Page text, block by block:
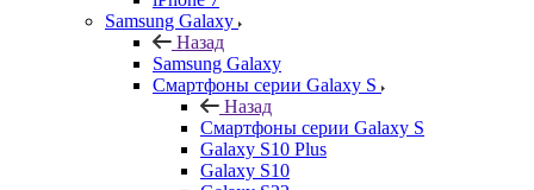
Samsung Galaxy
Назад
Samsung Galaxy
Смартфоны серии Galaxy S
Назад
Смартфоны серии Galaxy S
Galaxy S10 Plus
Galaxy S10